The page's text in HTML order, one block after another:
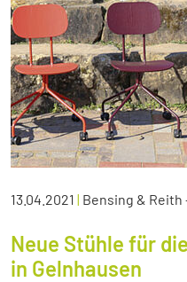
13.04.2021 | Bensing &
Neue Stühle für
in Gelnhausen